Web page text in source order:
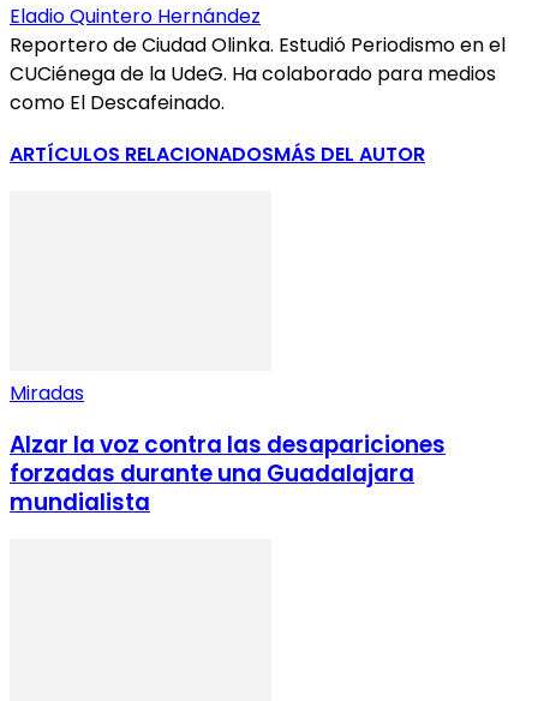
Eladio Quintero Hernández
Reportero de Ciudad Olinka. Estudió Periodismo en el
CUCiénega de la UdeG. Ha colaborado para medios
como El Descafeinado.
ARTÍCULOS RELACIONADOSMÁS DEL AUTOR
Miradas
Alzar la voz contra las desapariciones
forzadas durante una Guadalajara
mundialista